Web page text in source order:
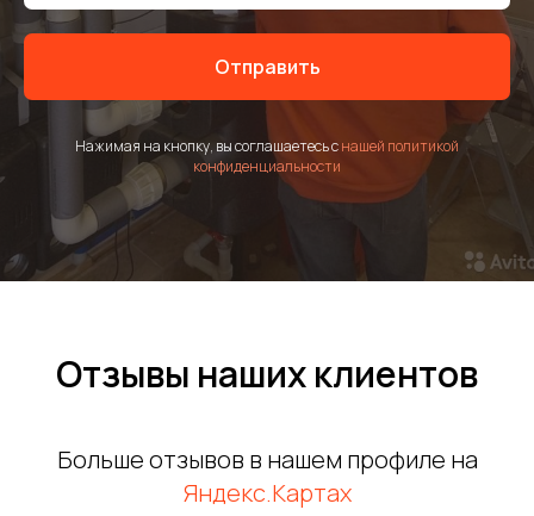
Отправить
Нажимая на кнопку, вы соглашаетесь cнашей политикой
конфиденциальности
Отзывы наших клиентов
Больше отзывов в нашем профиле на
Яндекс.Картах